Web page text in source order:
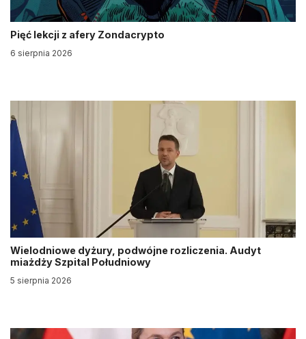
Pięć lekcji z afery Zondacrypto
6 sierpnia 2026
Wielodniowe dyżury, podwójne rozliczenia. Audyt
miażdży Szpital Południowy
5 sierpnia 2026